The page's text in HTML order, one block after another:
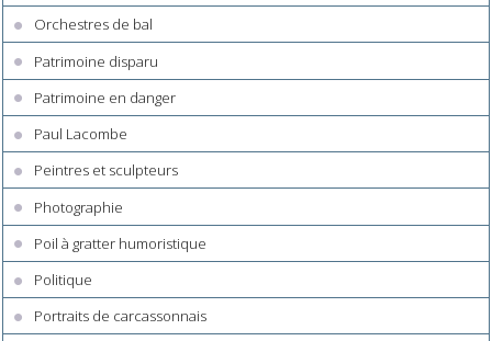
Orchestres de bal
Patrimoine disparu
Patrimoine en danger
Paul Lacombe
Peintres et sculpteurs
Photographie
Poil à gratter humoristique
Politique
Portraits de carcassonnais